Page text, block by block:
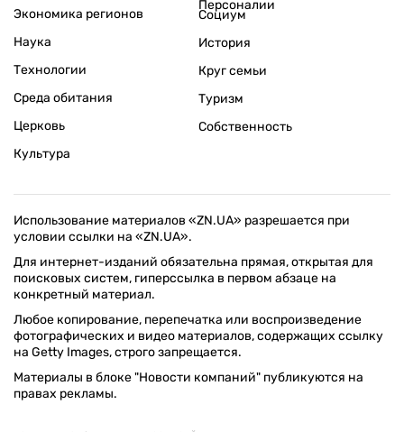
Экономика регионов
Персоналии
Наука
Технологии
Среда обитания
Церковь
Культура
Социум
История
Круг семьи
Туризм
Собственность
Использование материалов «ZN.UA» разрешается при
условии ссылки на «ZN.UA».
Для интернет-изданий обязательна прямая, открытая для
поисковых систем, гиперссылка в первом абзаце на
конкретный материал.
Любое копирование, перепечатка или воспроизведение
фотографических и видео материалов, содержащих ссылку
на Getty Images, строго запрещается.
Материалы в блоке "Новости компаний" публикуются на
правах рекламы.